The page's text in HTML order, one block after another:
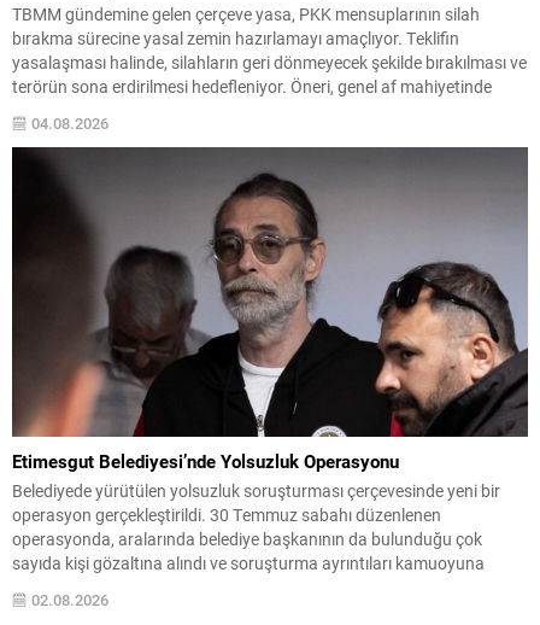
TBMM gündemine gelen çerçeve yasa, PKK mensuplarının silah
bırakma sürecine yasal zemin hazırlamayı amaçlıyor. Teklifin
yasalaşması halinde, silahların geri dönmeyecek şekilde bırakılması ve
terörün sona erdirilmesi hedefleniyor. Öneri, genel af mahiyetinde
Düzenlemeden yararlanmak isteyenler için başvuru süresi 6 ay olarak
öngörülmüş...
04.08.2026
Etimesgut Belediyesi’nde Yolsuzluk Operasyonu
Belediyede yürütülen yolsuzluk soruşturması çerçevesinde yeni bir
operasyon gerçekleştirildi. 30 Temmuz sabahı düzenlenen
operasyonda, aralarında belediye başkanının da bulunduğu çok
sayıda kişi gözaltına alındı ve soruşturma ayrıntıları kamuoyuna
yansımaya başladı. Soruşturma kapsamında toplam 55 şüpheliden
42’sinin belediye personeli, 13’ünün ise firma yetkilisi olduğu bildirildi.
02.08.2026